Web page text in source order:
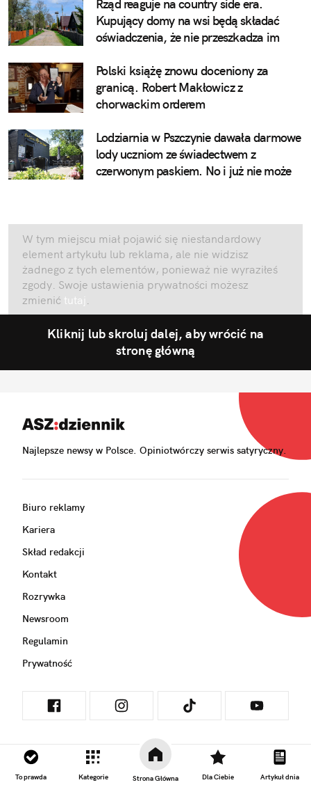
To prawda Kategorie Strona Główna Dla Ciebie Artykuł dnia
Rząd reaguje na country side era.
Kupujący domy na wsi będą składać
oświadczenia, że nie przeszkadza im
Polski książę znowu doceniony za
granicą. Robert Makłowicz z
chorwackim orderem
Lodziarnia w Pszczynie dawała darmowe
lody uczniom ze świadectwem z
czerwonym paskiem. No i już nie może
W tym miejscu miał pojawić się niestandardowy
element artykułu lub reklama, ale nie widzisz
żadnego z tych elementów, ponieważ nie wyraziłeś
zgody. Swoje ustawienia prywatności możesz
zmienić tutaj
Kliknij lub skroluj dalej, aby wrócić na
stronę główną
Najlepsze newsy w Polsce. Opiniotwórczy serwis satyryczny.
Biuro reklamy
Kariera
Skład redakcji
Kontakt
Rozrywka
Newsroom
Regulamin
Prywatność
GRUPA NATEMAT